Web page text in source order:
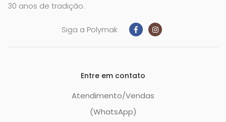
30 anos de tradição.
Siga a Polymak
Entre em contato
Atendimento/Vendas
(WhatsApp)